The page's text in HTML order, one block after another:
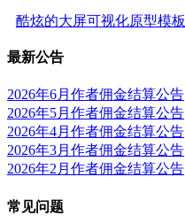
酷炫的大屏可视化原型模板
最新公告
2026年6月作者佣金结算公告
2026年5月作者佣金结算公告
2026年4月作者佣金结算公告
2026年3月作者佣金结算公告
2026年2月作者佣金结算公告
常见问题